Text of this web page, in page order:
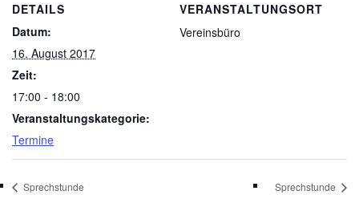
DETAILS
Datum:
16. August 2017
Zeit:
17:00 - 18:00
Veranstaltungskategorie:
Termine
VERANSTALTUNGSORT
Vereinsbüro
Sprechstunde Sprechstunde